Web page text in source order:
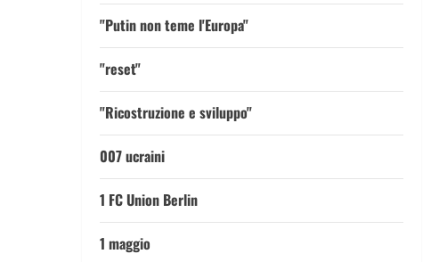
"Putin non teme l'Europa"
"reset"
"Ricostruzione e sviluppo"
007 ucraini
1 FC Union Berlin
1 maggio